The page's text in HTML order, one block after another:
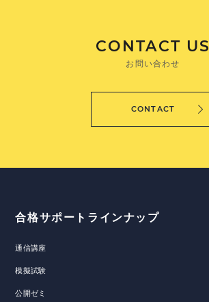
CONTACT US
お問い合わせ
CONTACT
合格サポートラインナップ
通信講座
模擬試験
公開ゼミ